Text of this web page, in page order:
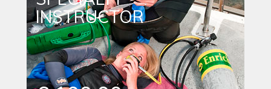
INSTRUCTOR